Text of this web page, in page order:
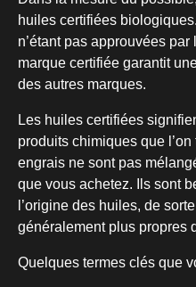
huiles certifiées
n’étant pas approuvées
marque certifiée garantit
des autres marques.
Les huiles certifiées
produits chimiques que
engrais ne sont pas
que vous achetez. Ils sont
l’origine des huiles, de
généralement plus propres
Quelques termes clés que